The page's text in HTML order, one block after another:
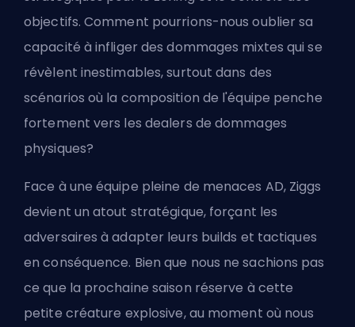
objectifs. Comment pourrions-nous oublier sa
capacité à infliger des dommages mixtes qui se
révèlent inestimables, surtout dans des
scénarios où la composition de l'équipe penche
fortement vers les dealers de dommages
physiques?
Face à une équipe pleine de menaces AD, Ziggs
devient un atout stratégique, forçant les
adversaires à adapter leurs builds et tactiques
en conséquence. Bien que nous ne sachions pas
ce que la prochaine saison réserve à cette
petite créature explosive, au moment où nous